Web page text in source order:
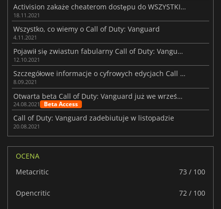
Activision zakaże cheaterom dostępu do WSZYSTKICH gier Call of Duty
18.11.2021
Wszystko, co wiemy o Call of Duty: Vanguard
4.11.2021
Pojawił się zwiastun fabularny Call of Duty: Vanguard
12.10.2021
Szczegółowe informacje o cyfrowych edycjach Call of Duty: Vanguard
8.09.2021
Otwarta beta Call of Duty: Vanguard już we wrześniu
24.08.2021 Beta Access
Call of Duty: Vanguard zadebiutuje w listopadzie
20.08.2021
OCENA
Metacritic
73 / 100
Opencritic 72 / 100